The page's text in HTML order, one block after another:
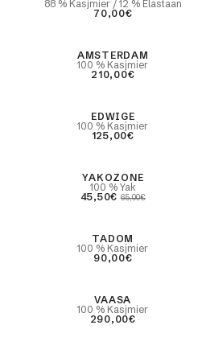
88 % Kasjmier / 12 % Elastaan
70,00€
AMSTERDAM
100 % Kasjmier
210,00€
EDWIGE
100 % Kasjmier
125,00€
YAKOZONE
100 % Yak
45,50€ 65,00€
TADOM
100 % Kasjmier
90,00€
VAASA
100 % Kasjmier
290,00€